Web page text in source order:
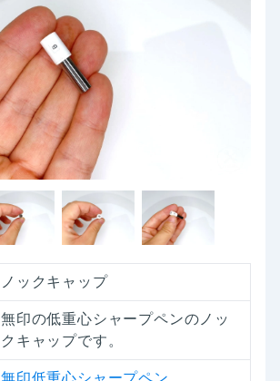
ノックキャップ
無印の低重心シャープペンのノッ
クキャップです。